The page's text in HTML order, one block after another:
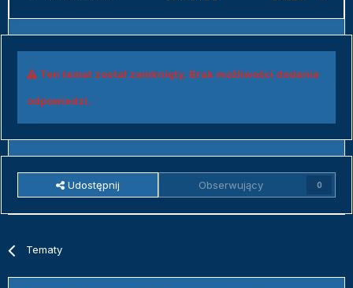
Ten temat został zamknięty. Brak możliwości dodania
odpowiedzi.
Udostępnij Obserwujący 0
Tematy